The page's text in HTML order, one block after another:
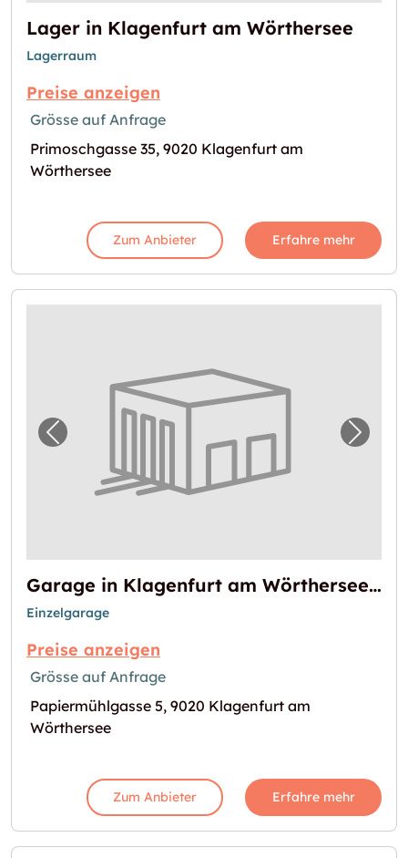
Lager in Klagenfurt am Wörthersee
Lagerraum
Preise anzeigen
Grösse auf Anfrage
Primoschgasse 35, 9020 Klagenfurt am
Wörthersee
Zum Anbieter Erfahre mehr
Vorheriges Bild für "Garage in Klagenfurt
Garage in Klagenfurt am Wörthersee verfügbar
Einzelgarage
Preise anzeigen
Grösse auf Anfrage
Papiermühlgasse 5, 9020 Klagenfurt am
Wörthersee
Zum Anbieter Erfahre mehr